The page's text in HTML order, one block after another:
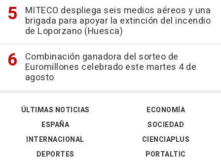
MITECO despliega seis medios aéreos y una
brigada para apoyar la extinción del incendio
de Loporzano (Huesca)
Combinación ganadora del sorteo de
Euromillones celebrado este martes 4 de
agosto
ÚLTIMAS NOTICIAS
ESPAÑA
INTERNACIONAL
DEPORTES
ECONOMÍA
SOCIEDAD
CIENCIAPLUS
PORTALTIC